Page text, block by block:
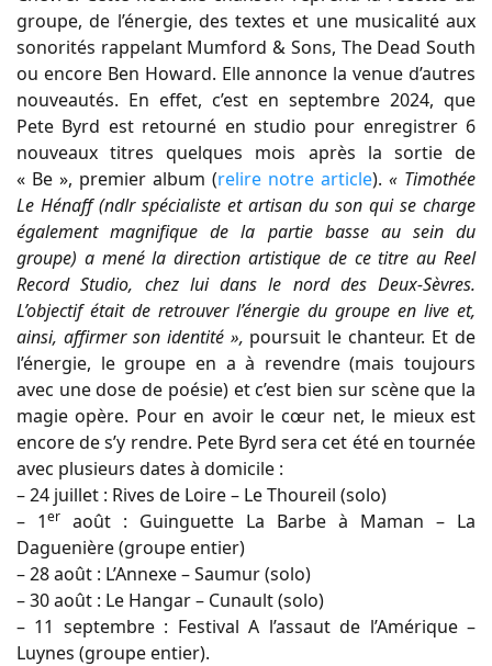
groupe, de l’énergie, des textes et une musicalité aux
sonorités rappelant Mumford & Sons, The Dead South
ou encore Ben Howard. Elle annonce la venue d’autres
nouveautés. En effet, c’est en septembre 2024, que
Pete Byrd est retourné en studio pour enregistrer 6
nouveaux titres quelques mois après la sortie de
« Be », premier album (relire notre article). « Timothée
Le Hénaff (ndlr spécialiste et artisan du son qui se charge
également magnifique de la partie basse au sein du
groupe) a mené la direction artistique de ce titre au Reel
Record Studio, chez lui dans le nord des Deux-Sèvres.
L’objectif était de retrouver l’énergie du groupe en live et,
ainsi, affirmer son identité », poursuit le chanteur. Et de
l’énergie, le groupe en a à revendre (mais toujours
avec une dose de poésie) et c’est bien sur scène que la
magie opère. Pour en avoir le cœur net, le mieux est
encore de s’y rendre. Pete Byrd sera cet été en tournée
avec plusieurs dates à domicile :
– 24 juillet : Rives de Loire – Le Thoureil (solo)
– 1er
août : Guinguette La Barbe à Maman – La
Daguenière (groupe entier)
– 28 août : L’Annexe – Saumur (solo)
– 30 août : Le Hangar – Cunault (solo)
– 11 septembre : Festival A l’assaut de l’Amérique –
Luynes (groupe entier).